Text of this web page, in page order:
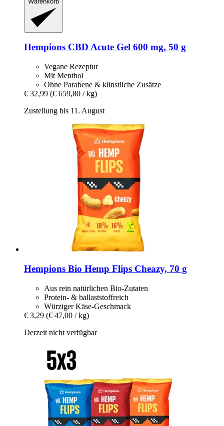
Hempions CBD Acute Gel 600 mg, 50 g
Vegane Rezeptur
Mit Menthol
Ohne Parabene & künstliche Zusätze
€ 32,99 (€ 659,80 / kg)
Zustellung bis 11. August
Hempions Bio Hemp Flips Cheazy, 70 g
Aus rein natürlichen Bio-Zutaten
Protein- & ballaststoffreich
Würziger Käse-Geschmack
€ 3,29 (€ 47,00 / kg)
Derzeit nicht verfügbar